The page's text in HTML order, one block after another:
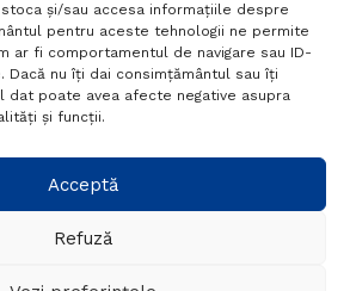
și/sau accesa informațiile despre
pentru aceste tehnologii ne permite
ar fi comportamentul de navigare sau ID-
Dacă nu îți dai consimțământul sau îți
dat poate avea afecte negative asupra
și funcții.
Acceptă
Refuză
Politică de confidențialitate
Setări GDPR
+40 788 760 194